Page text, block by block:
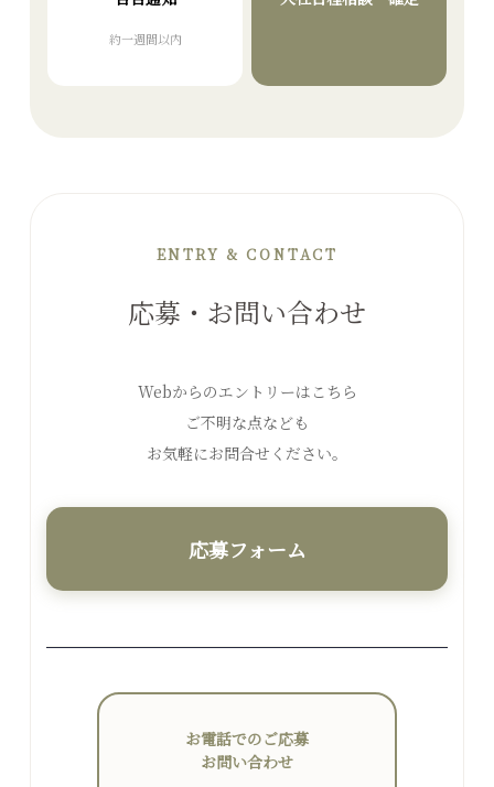
約一週間以内
ENTRY & CONTACT
応募・お問い合わせ
Webからのエントリーはこちら
ご不明な点なども
お気軽にお問合せください。
応募フォーム
お電話でのご応募
お問い合わせ